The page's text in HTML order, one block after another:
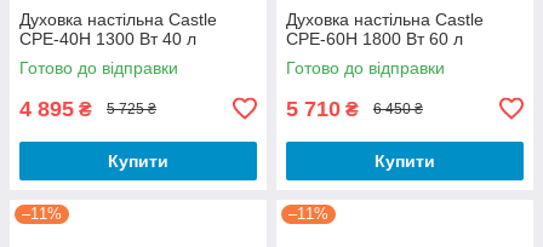
Духовка настільна Castle
CPE-40H 1300 Вт 40 л
Готово до відправки
4 895 ₴ 5 725 ₴
Купити
Духовка настільна Castle
CPE-60H 1800 Вт 60 л
Готово до відправки
5 710 ₴ 6 450 ₴
Купити
–11% –11%